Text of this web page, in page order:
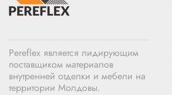
Pereflex является лидирующим
поставщиком материалов
внутренней отделки и мебели на
территории Молдовы.